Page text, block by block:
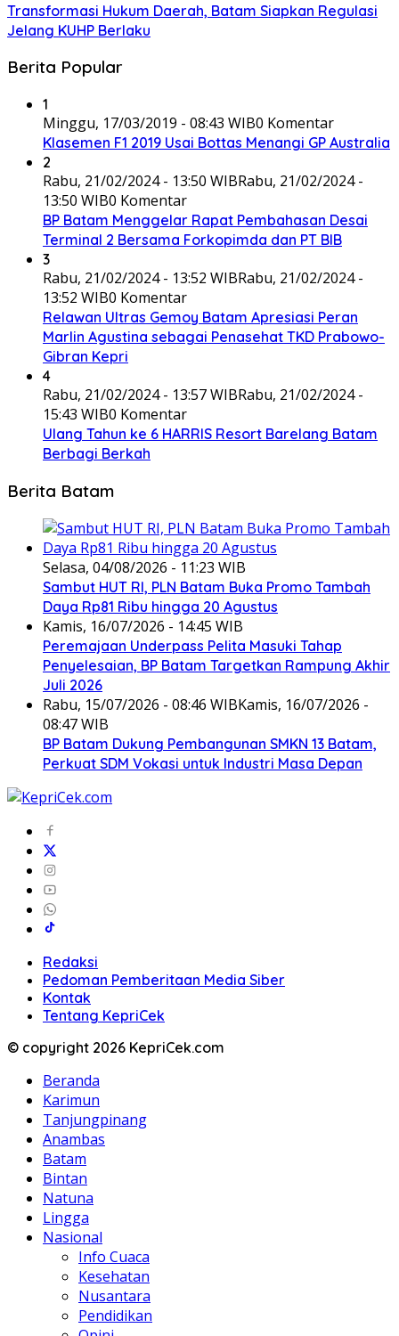
Transformasi Hukum Daerah, Batam Siapkan Regulasi
Jelang KUHP Berlaku
Berita Popular
1
Minggu, 17/03/2019 - 08:43 WIB0 Komentar
Klasemen F1 2019 Usai Bottas Menangi GP Australia
2
Rabu, 21/02/2024 - 13:50 WIBRabu, 21/02/2024 -
13:50 WIB0 Komentar
BP Batam Menggelar Rapat Pembahasan Desai
Terminal 2 Bersama Forkopimda dan PT BIB
3
Rabu, 21/02/2024 - 13:52 WIBRabu, 21/02/2024 -
13:52 WIB0 Komentar
Relawan Ultras Gemoy Batam Apresiasi Peran
Marlin Agustina sebagai Penasehat TKD Prabowo-
Gibran Kepri
4
Rabu, 21/02/2024 - 13:57 WIBRabu, 21/02/2024 -
15:43 WIB0 Komentar
Ulang Tahun ke 6 HARRIS Resort Barelang Batam
Berbagi Berkah
Berita Batam
Selasa, 04/08/2026 - 11:23 WIB
Sambut HUT RI, PLN Batam Buka Promo Tambah
Daya Rp81 Ribu hingga 20 Agustus
Kamis, 16/07/2026 - 14:45 WIB
Peremajaan Underpass Pelita Masuki Tahap
Penyelesaian, BP Batam Targetkan Rampung Akhir
Juli 2026
Rabu, 15/07/2026 - 08:46 WIBKamis, 16/07/2026 -
08:47 WIB
BP Batam Dukung Pembangunan SMKN 13 Batam,
Perkuat SDM Vokasi untuk Industri Masa Depan
Redaksi
Pedoman Pemberitaan Media Siber
Kontak
Tentang KepriCek
© copyright 2026 KepriCek.com
Beranda
Karimun
Tanjungpinang
Anambas
Batam
Bintan
Natuna
Lingga
Nasional
Info Cuaca
Kesehatan
Nusantara
Pendidikan